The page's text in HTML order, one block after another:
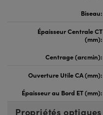
Biseau:
Épaisseur Centrale CT
(mm):
Centrage (arcmin):
Ouverture Utile CA (mm):
Épaisseur au Bord ET (mm):
Propriétés optiques